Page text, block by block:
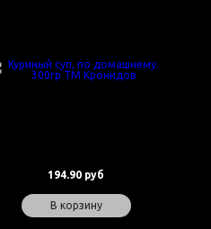
194.90 руб
В корзину